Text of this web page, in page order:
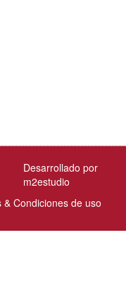
Desarrollado por
m2estudio
& Condiciones de uso